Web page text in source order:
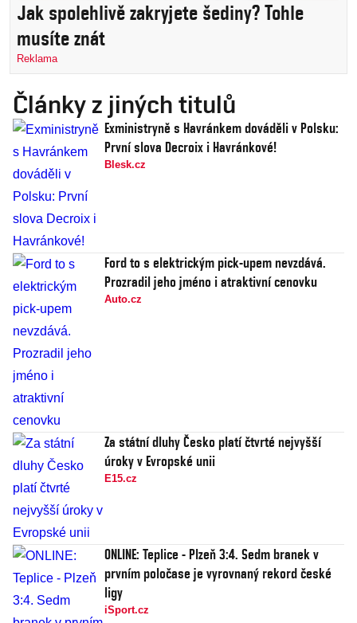
Jak spolehlivě zakryjete šediny? Tohle
musíte znát
Reklama
Články z jiných titulů
Exministryně s Havránkem dováděli v Polsku:
První slova Decroix i Havránkové!
Blesk.cz
Ford to s elektrickým pick-upem nevzdává.
Prozradil jeho jméno i atraktivní cenovku
Auto.cz
Za státní dluhy Česko platí čtvrté nejvyšší
úroky v Evropské unii
E15.cz
ONLINE: Teplice - Plzeň 3:4. Sedm branek v
prvním poločase je vyrovnaný rekord české
ligy
iSport.cz